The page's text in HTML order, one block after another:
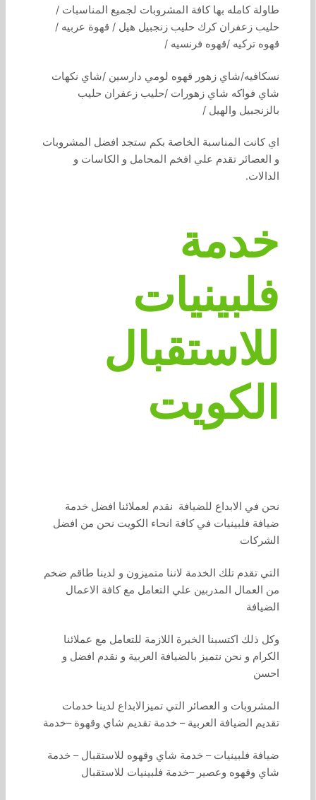
طاولة كامله بها كافة المشروبات لجميع المناسبات /
حليب زعفران كرك حليب زنجبيل هيل / قهوة عربيه /
قهوه تركيه /قهوه فرنسيه /
نسكافيه/شاي زهور قهوه لومي دارسين /شاي نكهات
شاي فواكه شاي زهورات /حليب زعفران حليب
بالزنجبيل والهيل /
اي كانت المناسبة الخاصة بكم ستجد افضل المشروبات
و العصائر تقدم علي افخم المحامل و الكاسات و
الدالات.
خدمة
فلبينيات
للاستقبال
الكويت
نحن في الابداع للضيافة نقدم لعملائنا افضل خدمة
ضيافة فلبينيات في كافة انحاء الكويت نحن من افضل
الشركات
التي تقدم تلك الخدمة لاننا متميزون و لدينا طاقم ضخم
من العمال المدربين علي التعامل مع كافة الاعمال
الضيافة
وكل ذلك اكتسبنا الخبرة اللازمة للتعامل مع عملائنا
الكرام و نحن نتميز بالضيافة العربية و نقدم افضل و
احسن
المشروبات و العصائر التي تميزالابداع لدينا خدمات
تقديم الضيافة العربية – خدمة تقديم شاي وقهوة –خدمة
ضيافة فلبينيات – خدمة شاي وقهوه للاستقبال – خدمة
شاي وقهوه وعصير –خدمة فلبينيات للاستقبال